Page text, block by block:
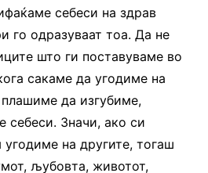
себеси на здрав
го одразуваат тоа. Да не
што ги поставуваме во
сакаме да угодиме на
да изгубиме,
себеси. Значи, ако си
на другите, тогаш
љубовта, животот,